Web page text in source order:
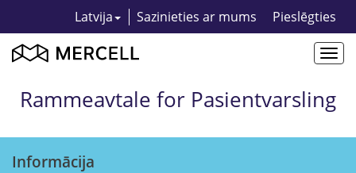
Latvija Sazinieties ar mums Pieslēgties
Rammeavtale for Pasientvarsling
Informācija